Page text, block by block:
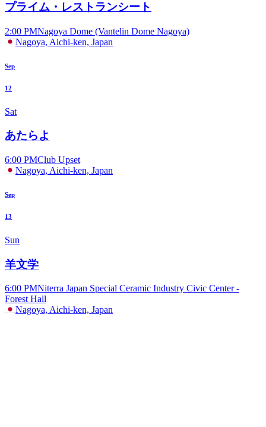
プライム・レストランシート
2:00 PMNagoya Dome (Vantelin Dome Nagoya)
Nagoya, Aichi-ken, Japan
Sep
12
Sat
あたらよ
6:00 PMClub Upset
Nagoya, Aichi-ken, Japan
Sep
13
Sun
羊文学
6:00 PMNiterra Japan Special Ceramic Industry Civic Center -
Forest Hall
Nagoya, Aichi-ken, Japan